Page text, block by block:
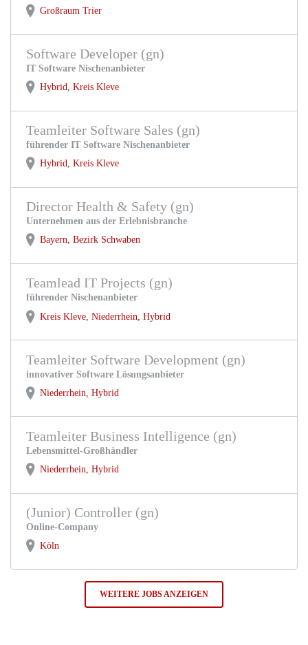
Großraum Trier
Software Developer (gn)
IT Software Nischenanbieter
Hybrid, Kreis Kleve
Teamleiter Software Sales (gn)
führender IT Software Nischenanbieter
Hybrid, Kreis Kleve
Director Health & Safety (gn)
Unternehmen aus der Erlebnisbranche
Bayern, Bezirk Schwaben
Teamlead IT Projects (gn)
führender Nischenanbieter
Kreis Kleve, Niederrhein, Hybrid
Teamleiter Software Development (gn)
innovativer Software Lösungsanbieter
Niederrhein, Hybrid
Teamleiter Business Intelligence (gn)
Lebensmittel-Großhändler
Niederrhein, Hybrid
(Junior) Controller (gn)
Online-Company
Köln
WEITERE JOBS ANZEIGEN